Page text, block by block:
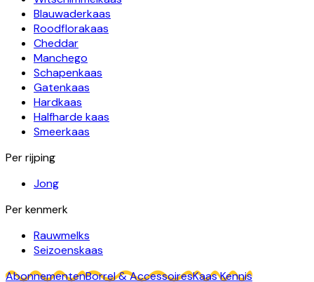
Blauwaderkaas
Roodflorakaas
Cheddar
Manchego
Schapenkaas
Gatenkaas
Hardkaas
Halfharde kaas
Smeerkaas
Per rijping
Jong
Per kenmerk
Rauwmelks
Seizoenskaas
AbonnementenBorrel & AccessoiresKaas Kennis